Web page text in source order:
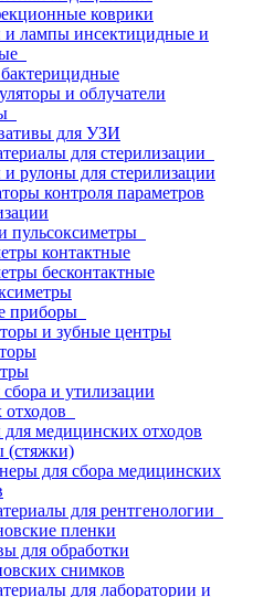
коврики
и лампы инсектицидные и
и облучатели
для УЗИ
для стерилизации
рулоны для стерилизации
контроля параметров
пульсоксиметры
контактные
бесконтактные
приборы
и зубные центры
и утилизации
медицинских отходов
(стяжки)
для сбора медицинских
для рентгенологии
пленки
для обработки
снимков
для лаборатории и